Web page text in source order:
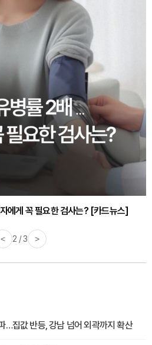
력 높이는 4가지 영양제 [카드뉴스]
< 3 / 3 >
…집값 반등, 강남 넘어 외곽까지 확산